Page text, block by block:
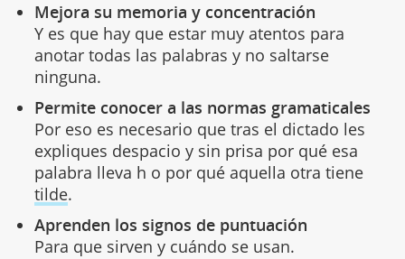
Mejora su memoria y concentración
Y es que hay que estar muy atentos para
anotar todas las palabras y no saltarse
ninguna.
Permite conocer a las normas gramaticales
Por eso es necesario que tras el dictado les
expliques despacio y sin prisa por qué esa
palabra lleva h o por qué aquella otra tiene
tilde.
Aprenden los signos de puntuación
Para que sirven y cuándo se usan.